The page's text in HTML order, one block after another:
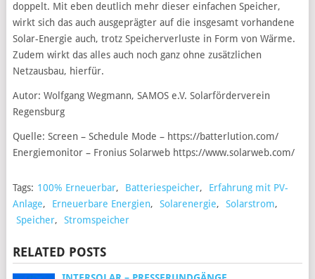
doppelt. Mit eben deutlich mehr dieser einfachen Speicher,
wirkt sich das auch ausgeprägter auf die insgesamt vorhandene
Solar-Energie auch, trotz Speicherverluste in Form von Wärme.
Zudem wirkt das alles auch noch ganz ohne zusätzlichen
Netzausbau, hierfür.
Autor: Wolfgang Wegmann, SAMOS e.V. Solarförderverein
Regensburg
Quelle: Screen – Schedule Mode – https://batterlution.com/
Energiemonitor – Fronius Solarweb https://www.solarweb.com/
Tags: 100% Erneuerbar, Batteriespeicher,
Erfahrung mit PV-
Anlage, Erneuerbare Energien, Solarenergie, Solarstrom,
Speicher, Stromspeicher
RELATED POSTS